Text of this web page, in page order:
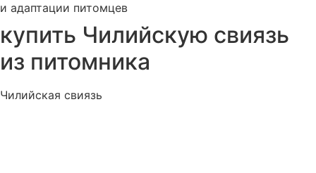
и адаптации питомцев
купить Чилийскую свиязь
из питомника
Чилийская свиязь